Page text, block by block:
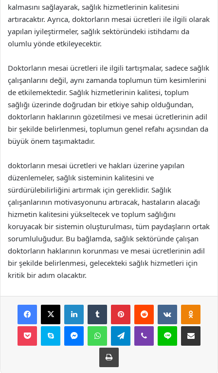
kalmasını sağlayarak, sağlık hizmetlerinin kalitesini
artıracaktır. Ayrıca, doktorların mesai ücretleri ile ilgili olarak
yapılan iyileştirmeler, sağlık sektöründeki istihdamı da
olumlu yönde etkileyecektir.
Doktorların mesai ücretleri ile ilgili tartışmalar, sadece sağlık
çalışanlarını değil, aynı zamanda toplumun tüm kesimlerini
de etkilemektedir. Sağlık hizmetlerinin kalitesi, toplum
sağlığı üzerinde doğrudan bir etkiye sahip olduğundan,
doktorların haklarının gözetilmesi ve mesai ücretlerinin adil
bir şekilde belirlenmesi, toplumun genel refahı açısından da
büyük önem taşımaktadır.
doktorların mesai ücretleri ve hakları üzerine yapılan
düzenlemeler, sağlık sisteminin kalitesini ve
sürdürülebilirliğini artırmak için gereklidir. Sağlık
çalışanlarının motivasyonunu artıracak, hastaların alacağı
hizmetin kalitesini yükseltecek ve toplum sağlığını
koruyacak bir sistemin oluşturulması, tüm paydaşların ortak
sorumluluğudur. Bu bağlamda, sağlık sektöründe çalışan
doktorların haklarının korunması ve mesai ücretlerinin adil
bir şekilde belirlenmesi, gelecekteki sağlık hizmetleri için
kritik bir adım olacaktır.
Facebook
X LinkedInTumblr PinterestReddit VKontakte
Pocket Skype MessengerWhatsAppTelegramViber Line E-Posta ile
Yazdır